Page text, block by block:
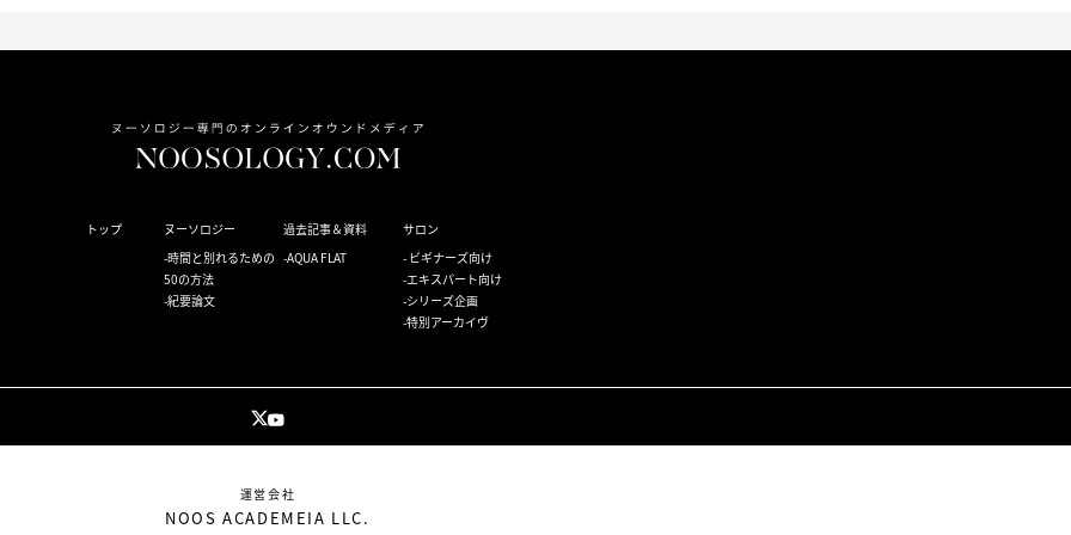
トップ
ヌーソロジー
時間と別れるための
50の方法
紀要論文
過去記事＆資料
AQUA FLAT
サロン
ビギナーズ向け
エキスパート向け
シリーズ企画
特別アーカイヴ
運営会社
NOOS ACADEMEIA LLC.